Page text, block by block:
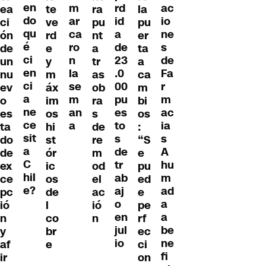
ea
ci
ón
de
un
nu
ev
o
es
ta
do
de
ex
ce
pc
ió
n
y
af
ir
en
do
qu
é
ci
en
ci
a
ne
ce
sit
a
C
hil
e?
te
ve
rd
e
y
m
áx
im
os
hi
st
ór
ic
os
de
l
co
br
e
m
ar
ca
ro
n
la
se
m
an
a
ra
pu
nt
a
tr
as
ob
ra
s
de
re
m
od
el
ac
ió
n
rd
id
a
de
23
.0
00
pu
es
to
s
de
tr
ab
aj
o
en
jul
io
la
pu
er
ta
a
ca
m
bi
os
:
“S
e
pu
ed
e
pe
rf
ec
ci
on
ac
io
ne
s
de
Fa
r
m
ac
ia
s
A
hu
m
ad
a
a
be
ne
fi